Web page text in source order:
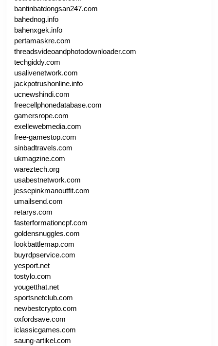
bantinbatdongsan247.com
bahednog.info
bahenxgek.info
pertamaskre.com
threadsvideoandphotodownloader.com
techgiddy.com
usalivenetwork.com
jackpotrushonline.info
ucnewshindi.com
freecellphonedatabase.com
gamersrope.com
exellewebmedia.com
free-gamestop.com
sinbadtravels.com
ukmagzine.com
wareztech.org
usabestnetwork.com
jessepinkmanoutfit.com
umailsend.com
retarys.com
fasterformationcpf.com
goldensnuggles.com
lookbattlemap.com
buyrdpservice.com
yesport.net
tostylo.com
yougetthat.net
sportsnetclub.com
newbestcrypto.com
oxfordsave.com
iclassicgames.com
saung-artikel.com